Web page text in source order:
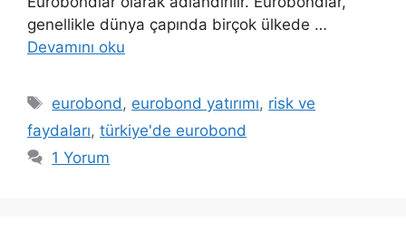
genellikle dünya çapında birçok ülkede …
Devamını oku
Etiketler
eurobond , eurobond yatırımı, risk ve
faydaları, türkiye'de eurobond
1 Yorum